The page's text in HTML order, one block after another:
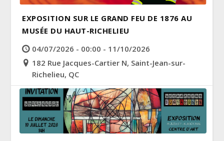
EXPOSITION SUR LE GRAND FEU DE 1876 AU
MUSÉE DU HAUT-RICHELIEU
04/07/2026 - 00:00 - 11/10/2026
182 Rue Jacques-Cartier N, Saint-Jean-sur-
Richelieu, QC